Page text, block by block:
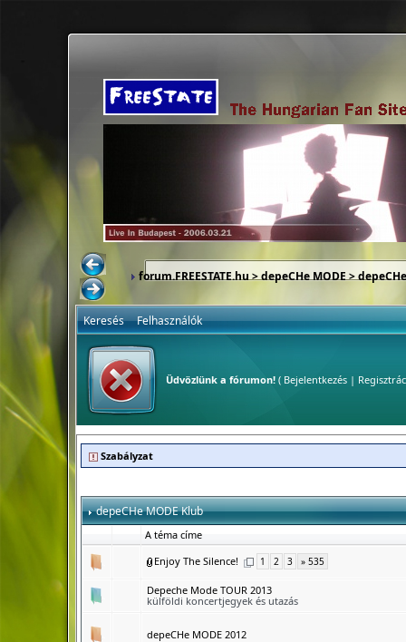
forum.FREESTATE.hu>depeCHe MODE>
Keresés Felhasználók
Üdvözlünk a fórumon!( Bejelentkezés|
Szabályzat
depeCHe MODE Klub
A téma címe
Enjoy The Silence!
1 2 3 » 535
Depeche Mode TOUR 2013
külföldi koncertjegyek és utazás
depeCHe MODE 2012